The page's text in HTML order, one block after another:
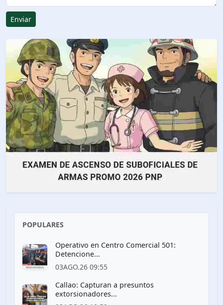
Enviar
POPULARES
Operativo en Centro Comercial 501:
Detencione...
03AGO.26 09:55
Callao: Capturan a presuntos
extorsionadores...